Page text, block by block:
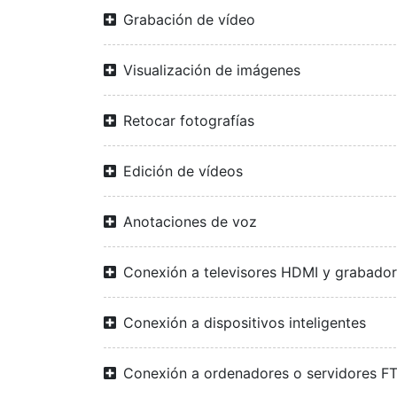
Grabación de vídeo
Visualización de imágenes
Retocar fotografías
Edición de vídeos
Anotaciones de voz
Conexión a televisores HDMI y
Conexión a dispositivos inteligentes
Conexión a ordenadores o servidores